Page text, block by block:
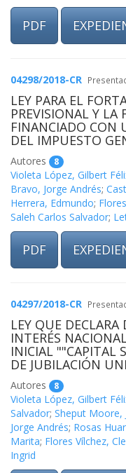
PDF
04298/2018-CR
LEY PARA EL
PREVISIONAL Y LA
FINANCIADO CON
DEL IMPUESTO
Autores 8
Violeta López, Gilbert
Bravo, Jorge Andrés;
Herrera, Edmundo;
Saleh Carlos Salvador;
PDF
04297/2018-CR
LEY QUE
INTERÉS
INICIAL ""CAPITAL
DE JUBILACIÓN
Autores 8
Violeta López, Gilbert
Salvador; Sheput Moore,
Jorge Andrés; Rosas
Marita; Flores Vílchez,
Ingrid